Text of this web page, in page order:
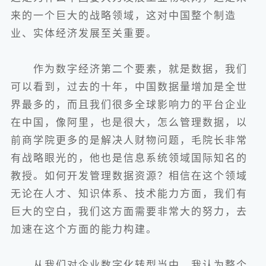
来的一个巨大的战略领域，这对中国整个制造
业、实体经济发展至关重要。
作为数字经济第二个要素，就是数据，我们
可以看到，过去的十年，中国数据量增加是全世
界最多的，而且我们很多全球影响力的平台企业
在中国，像阿里，也是很大，怎么管理数据，以
前商学院更多的是解决人财物问题，毛院长非常
有战略眼光的，他也是信息系统领域国际知名的
教授。如何开发管理数据资源？相信在这个领域
无论在人才、知识体系、技术能力方面，我们有
巨大的空白，我们这方面需要非常大的努力，去
加速在这个方面的能力构建。